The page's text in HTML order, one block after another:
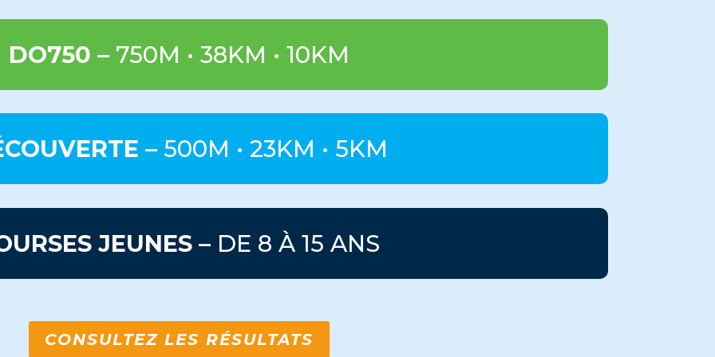
DO750 – 750M • 38KM • 10KM
– 500M • 23KM • 5KM
JEUNES – DE 8 À 15 ANS
CONSULTEZ LES RÉSULTATS